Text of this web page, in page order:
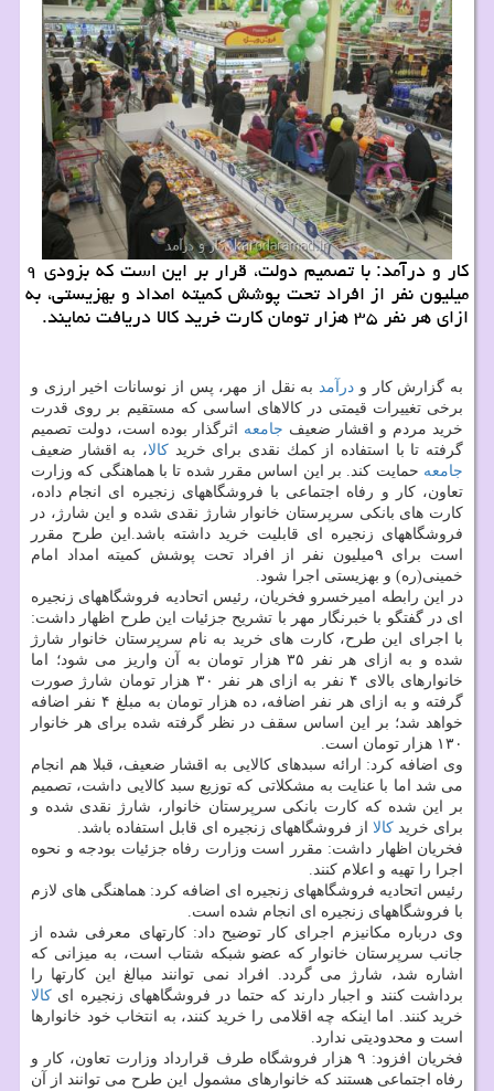
كار و درآمد: با تصمیم دولت، قرار بر این است كه بزودی ۹
میلیون نفر از افراد تحت پوشش كمیته امداد و بهزیستی، به
ازای هر نفر ۳۵ هزار تومان كارت خرید كالا دریافت نمایند.
به گزارش كار و درآمدبه نقل از مهر، پس از نوسانات اخیر ارزی و
برخی تغییرات قیمتی در كالاهای اساسی كه مستقیم بر روی قدرت
خرید مردم و اقشار ضعیف جامعه اثرگذار بوده است، دولت تصمیم
گرفته تا با استفاده از كمك نقدی برای خرید كالا، به اقشار ضعیف
جامعه حمایت كند. بر این اساس مقرر شده تا با هماهنگی كه وزارت
تعاون، كار و رفاه اجتماعی با فروشگاههای زنجیره ای انجام داده،
كارت های بانكی سرپرستان خانوار شارژ نقدی شده و این شارژ، در
فروشگاههای زنجیره ای قابلیت خرید داشته باشد.این طرح مقرر
است برای ۹میلیون نفر از افراد تحت پوشش كمیته امداد امام
خمینی(ره) و بهزیستی اجرا شود.
در این رابطه امیرخسرو فخریان، رئیس اتحادیه فروشگاههای زنجیره
ای در گفتگو با خبرنگار مهر با تشریح جزئیات این طرح اظهار داشت:
با اجرای این طرح، كارت های خرید به نام سرپرستان خانوار شارژ
شده و به ازای هر نفر ۳۵ هزار تومان به آن واریز می شود؛ اما
خانوارهای بالای ۴ نفر به ازای هر نفر ۳۰ هزار تومان شارژ صورت
گرفته و به ازای هر نفر اضافه، ده هزار تومان به مبلغ ۴ نفر اضافه
خواهد شد؛ بر این اساس سقف در نظر گرفته شده برای هر خانوار
۱۳۰ هزار تومان است.
وی اضافه كرد: ارائه سبدهای كالایی به اقشار ضعیف، قبلا هم انجام
می شد اما با عنایت به مشكلاتی كه توزیع سبد كالایی داشت، تصمیم
بر این شده كه كارت بانكی سرپرستان خانوار، شارژ نقدی شده و
برای خرید كالا از فروشگاههای زنجیره ای قابل استفاده باشد.
فخریان اظهار داشت: مقرر است وزارت رفاه جزئیات بودجه و نحوه
اجرا را تهیه و اعلام كنند.
رئیس اتحادیه فروشگاههای زنجیره ای اضافه كرد: هماهنگی های لازم
با فروشگاههای زنجیره ای انجام شده است.
وی درباره مكانیزم اجرای كار توضیح داد: كارتهای معرفی شده از
جانب سرپرستان خانوار كه عضو شبكه شتاب است، به میزانی كه
اشاره شد، شارژ می گردد. افراد نمی توانند مبالغ این كارتها را
برداشت كنند و اجبار دارند كه حتما در فروشگاههای زنجیره ای كالا
خرید كنند. اما اینكه چه اقلامی را خرید كنند، به انتخاب خود خانوارها
است و محدودیتی ندارد.
فخریان افزود: ۹ هزار فروشگاه طرف قرارداد وزارت تعاون، كار و
رفاه اجتماعی هستند كه خانوارهای مشمول این طرح می توانند از آن